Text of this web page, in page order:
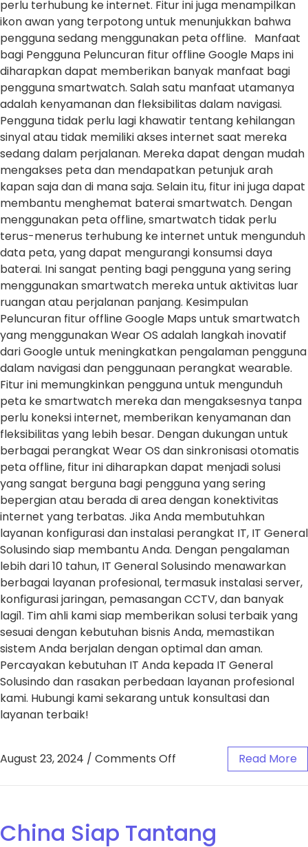
perlu terhubung ke internet. Fitur ini juga menampilkan
ikon awan yang terpotong untuk menunjukkan bahwa
pengguna sedang menggunakan peta offline. Manfaat
bagi Pengguna Peluncuran fitur offline Google Maps ini
diharapkan dapat memberikan banyak manfaat bagi
pengguna smartwatch. Salah satu manfaat utamanya
adalah kenyamanan dan fleksibilitas dalam navigasi.
Pengguna tidak perlu lagi khawatir tentang kehilangan
sinyal atau tidak memiliki akses internet saat mereka
sedang dalam perjalanan. Mereka dapat dengan mudah
mengakses peta dan mendapatkan petunjuk arah
kapan saja dan di mana saja. Selain itu, fitur ini juga dapat
membantu menghemat baterai smartwatch. Dengan
menggunakan peta offline, smartwatch tidak perlu
terus-menerus terhubung ke internet untuk mengunduh
data peta, yang dapat mengurangi konsumsi daya
baterai. Ini sangat penting bagi pengguna yang sering
menggunakan smartwatch mereka untuk aktivitas luar
ruangan atau perjalanan panjang. Kesimpulan
Peluncuran fitur offline Google Maps untuk smartwatch
yang menggunakan Wear OS adalah langkah inovatif
dari Google untuk meningkatkan pengalaman pengguna
dalam navigasi dan penggunaan perangkat wearable.
Fitur ini memungkinkan pengguna untuk mengunduh
peta ke smartwatch mereka dan mengaksesnya tanpa
perlu koneksi internet, memberikan kenyamanan dan
fleksibilitas yang lebih besar. Dengan dukungan untuk
berbagai perangkat Wear OS dan sinkronisasi otomatis
peta offline, fitur ini diharapkan dapat menjadi solusi
yang sangat berguna bagi pengguna yang sering
bepergian atau berada di area dengan konektivitas
internet yang terbatas. Jika Anda membutuhkan
layanan konfigurasi dan instalasi perangkat IT, IT General
Solusindo siap membantu Anda. Dengan pengalaman
lebih dari 10 tahun, IT General Solusindo menawarkan
berbagai layanan profesional, termasuk instalasi server,
konfigurasi jaringan, pemasangan CCTV, dan banyak
lagi1. Tim ahli kami siap memberikan solusi terbaik yang
sesuai dengan kebutuhan bisnis Anda, memastikan
sistem Anda berjalan dengan optimal dan aman.
Percayakan kebutuhan IT Anda kepada IT General
Solusindo dan rasakan perbedaan layanan profesional
kami. Hubungi kami sekarang untuk konsultasi dan
layanan terbaik!
August 23, 2024 / Comments Off Read More
China Siap Tantang